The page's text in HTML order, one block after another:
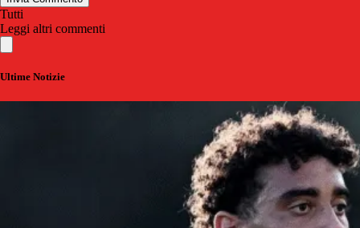
Tutti
Leggi altri commenti
Ultime Notizie